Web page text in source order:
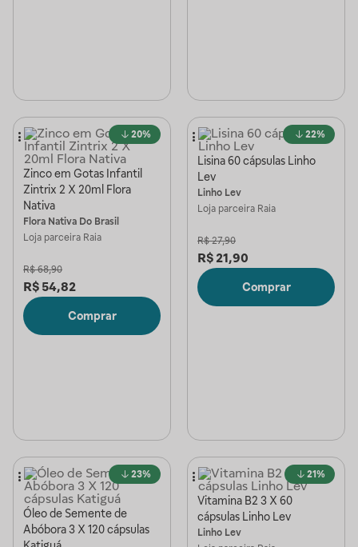
20%
Zinco em Gotas Infantil
Zintrix 2 X 20ml Flora
Nativa
Flora Nativa Do Brasil
Loja parceira Raia
R$ 68,90
R$ 54,82
Comprar
22%
Lisina 60 cápsulas Linho
Lev
Linho Lev
Loja parceira Raia
R$ 27,90
R$ 21,90
Comprar
23%
Óleo de Semente de
Abóbora 3 X 120 cápsulas
21%
Vitamina B2 3 X 60
cápsulas Linho Lev
Linho Lev